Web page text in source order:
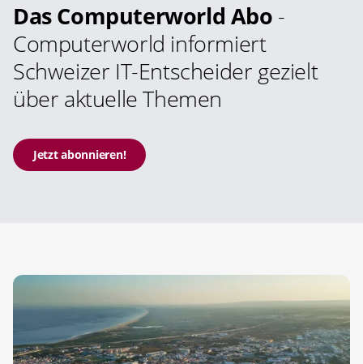
Das Computerworld Abo -
Computerworld informiert
Schweizer IT-Entscheider gezielt
über aktuelle Themen
Jetzt abonnieren!